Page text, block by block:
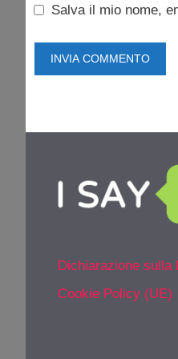
Salva il mio nome,
Dichiarazione sulla
Cookie Policy (UE)